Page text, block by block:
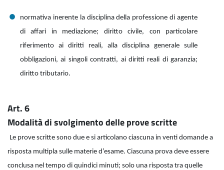
normativa inerente la disciplina della professione di agente
di affari in mediazione; diritto civile, con particolare
riferimento ai diritti reali, alla disciplina generale sulle
obbligazioni, ai singoli contratti, ai diritti reali di garanzia;
diritto tributario.
Art. 6
Modalità di svolgimento delle prove scritte
Le prove scritte sono due e si articolano ciascuna in venti domande a
risposta multipla sulle materie d’esame. Ciascuna prova deve essere
conclusa nel tempo di quindici minuti; solo una risposta tra quelle